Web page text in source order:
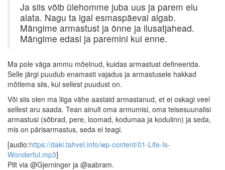
Ja siis võib ülehomme juba uus ja parem elu
alata. Nagu ta igal esmaspäeval algab.
Mängime armastust ja õnne ja ilusatjahead.
Mängime edasi ja paremini kui enne.
Ma pole väga ammu mõelnud, kuidas armastust defineerida.
Selle järgi puudub enamasti vajadus ja armastusele hakkad
mõtlema siis, kui sellest puudust on.
Või siis olen ma liiga vähe aastaid armastanud, et ei oskagi veel
sellest aru saada. Tean ainult oma armumisi, oma teisesuunalisi
armastusi (sõbrad, pere, loomad, kodumaa ja kodulinn) ja seda,
mis on pärisarmastus, seda ei teagi.
[audio:https://daki.tahvel.info/wp-content/01-Life-Is-
Wonderful.mp3]
Pilt via @Gjerninger ja @aabram.